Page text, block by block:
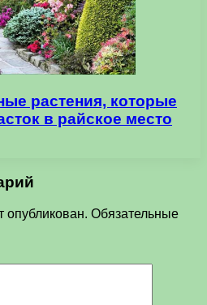
растения, которые
в райское место
опубликован. Обязательные